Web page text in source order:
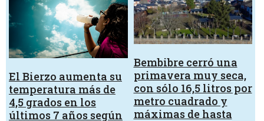
El Bierzo aumenta su
temperatura más de
4,5 grados en los
últimos 7 años según
Bembibre cerró una
primavera muy seca,
con sólo 16,5 litros por
metro cuadrado y
máximas de hasta